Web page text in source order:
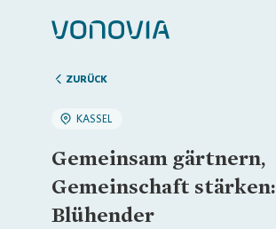
Zuhause finden
Mein Zuhause
ZURÜCK
KASSEL
Gemeinsam gärtnern,
Gemeinschaft stärken:
Blühender